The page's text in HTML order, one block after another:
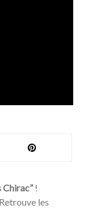
Chirac” !
les